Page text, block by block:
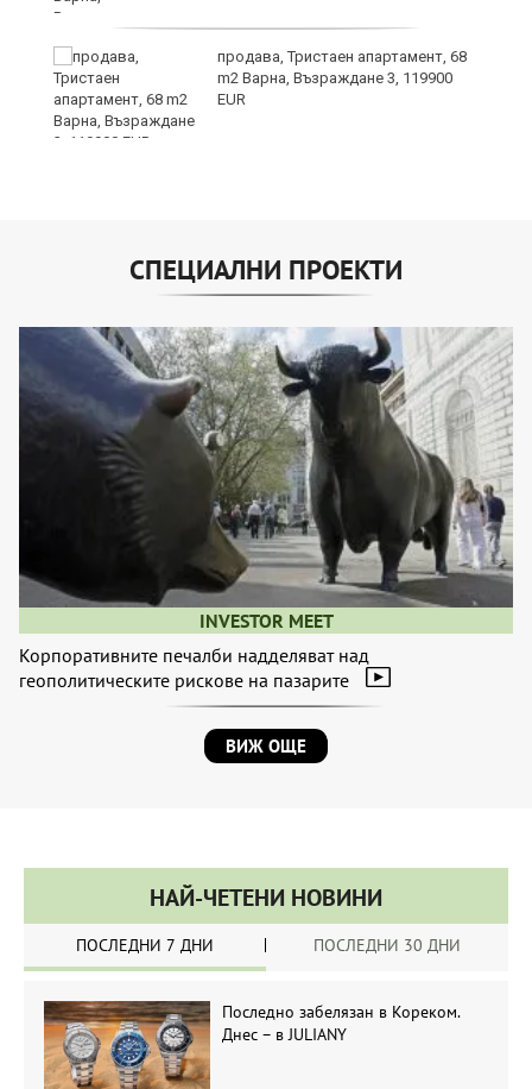
продава, Тристаен апартамент, 68
m2 Варна, Възраждане 3, 119900
EUR
СПЕЦИАЛНИ ПРОЕКТИ
INVESTOR MEET
Корпоративните печалби надделяват над
геополитическите рискове на пазарите
ВИЖ ОЩЕ
НАЙ-ЧЕТЕНИ НОВИНИ
ПОСЛЕДНИ 7 ДНИ ПОСЛЕДНИ 30 ДНИ
Последно забелязан в Кореком.
Днес – в JULIANY